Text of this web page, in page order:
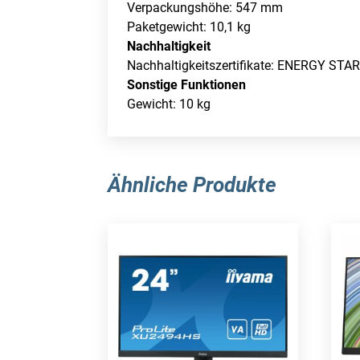
Verpackungshöhe: 547 mm
Paketgewicht: 10,1 kg
Nachhaltigkeit
Nachhaltigkeitszertifikate: ENERGY STAR
Sonstige Funktionen
Gewicht: 10 kg
Ähnliche Produkte